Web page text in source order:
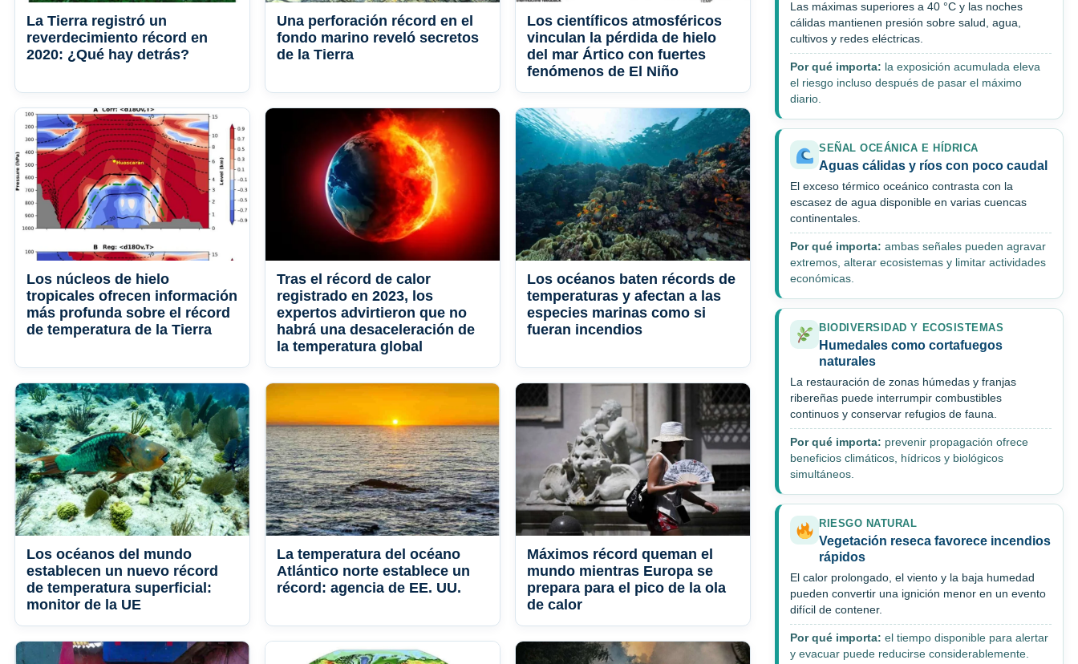
La Tierra registró un
reverdecimiento récord en
2020: ¿Qué hay detrás?
Una perforación récord en el
fondo marino reveló secretos
de la Tierra
Los científicos atmosféricos
vinculan la pérdida de hielo
del mar Ártico con fuertes
fenómenos de El Niño
Los núcleos de hielo
tropicales ofrecen información
más profunda sobre el récord
de temperatura de la Tierra
Tras el récord de calor
registrado en 2023, los
expertos advirtieron que no
habrá una desaceleración de
la temperatura global
Los océanos baten récords de
temperaturas y afectan a las
especies marinas como si
fueran incendios
Los océanos del mundo
establecen un nuevo récord
de temperatura superficial:
monitor de la UE
La temperatura del océano
Atlántico norte establece un
récord: agencia de EE. UU.
Máximos récord queman el
mundo mientras Europa se
prepara para el pico de la ola
de calor
Las máximas superiores a 40 °C y las noches
cálidas mantienen presión sobre salud, agua,
cultivos y redes eléctricas.
Por qué importa: la exposición acumulada eleva
el riesgo incluso después de pasar el máximo
diario.
SEÑAL OCEÁNICA E HÍDRICA
Aguas cálidas y ríos con poco caudal
El exceso térmico oceánico contrasta con la
escasez de agua disponible en varias cuencas
continentales.
Por qué importa: ambas señales pueden agravar
extremos, alterar ecosistemas y limitar actividades
económicas.
BIODIVERSIDAD Y ECOSISTEMAS
Humedales como cortafuegos
naturales
La restauración de zonas húmedas y franjas
ribereñas puede interrumpir combustibles
continuos y conservar refugios de fauna.
Por qué importa: prevenir propagación ofrece
beneficios climáticos, hídricos y biológicos
simultáneos.
RIESGO NATURAL
Vegetación reseca favorece incendios
rápidos
El calor prolongado, el viento y la baja humedad
pueden convertir una ignición menor en un evento
difícil de contener.
Por qué importa: el tiempo disponible para alertar
y evacuar puede reducirse considerablemente.